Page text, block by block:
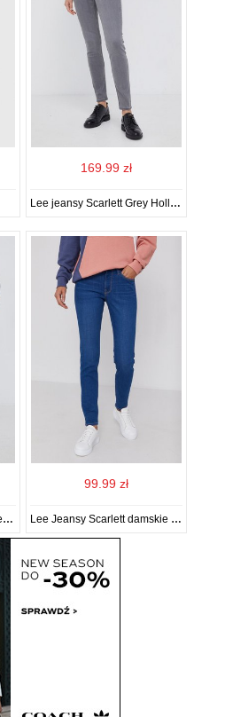
169.99 zł
Lee jeansy Scarlett Grey Holly damskie high waist
Lee jeansy Scarlett High Grey Holly damskie high waist
99.99 zł
Lee Jeansy Scarlett damskie medium waist